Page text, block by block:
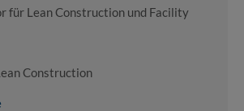
für Lean Construction und Facility
Construction